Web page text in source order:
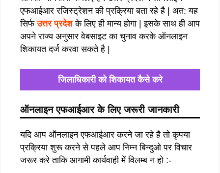
एफआईआर रजिस्ट्रेशन की प्रक्रिया बता रहे है | अत: यह
सिर्फउत्तर प्रदेशके लिए ही मान्य होगा | इसके साथ ही आप
अपने राज्य अनुसार वेबसाइट का चुनाव करके ऑनलाइन
शिकायत दर्ज करवा सकते है |
जिलाधिकारी को शिकायत कैसे करे
ऑनलाइन एफआईआर के लिए जरूरी जानकारी
यदि आप ऑनलाइन एफआईआर करने जा रहे है तो कृपया
प्रक्रिया शुरू करने से पहले आप निम्न बिन्दुओ पर विचार
जरूर करे ताकि आगामी कार्यवाही में विलम्ब न हो :-